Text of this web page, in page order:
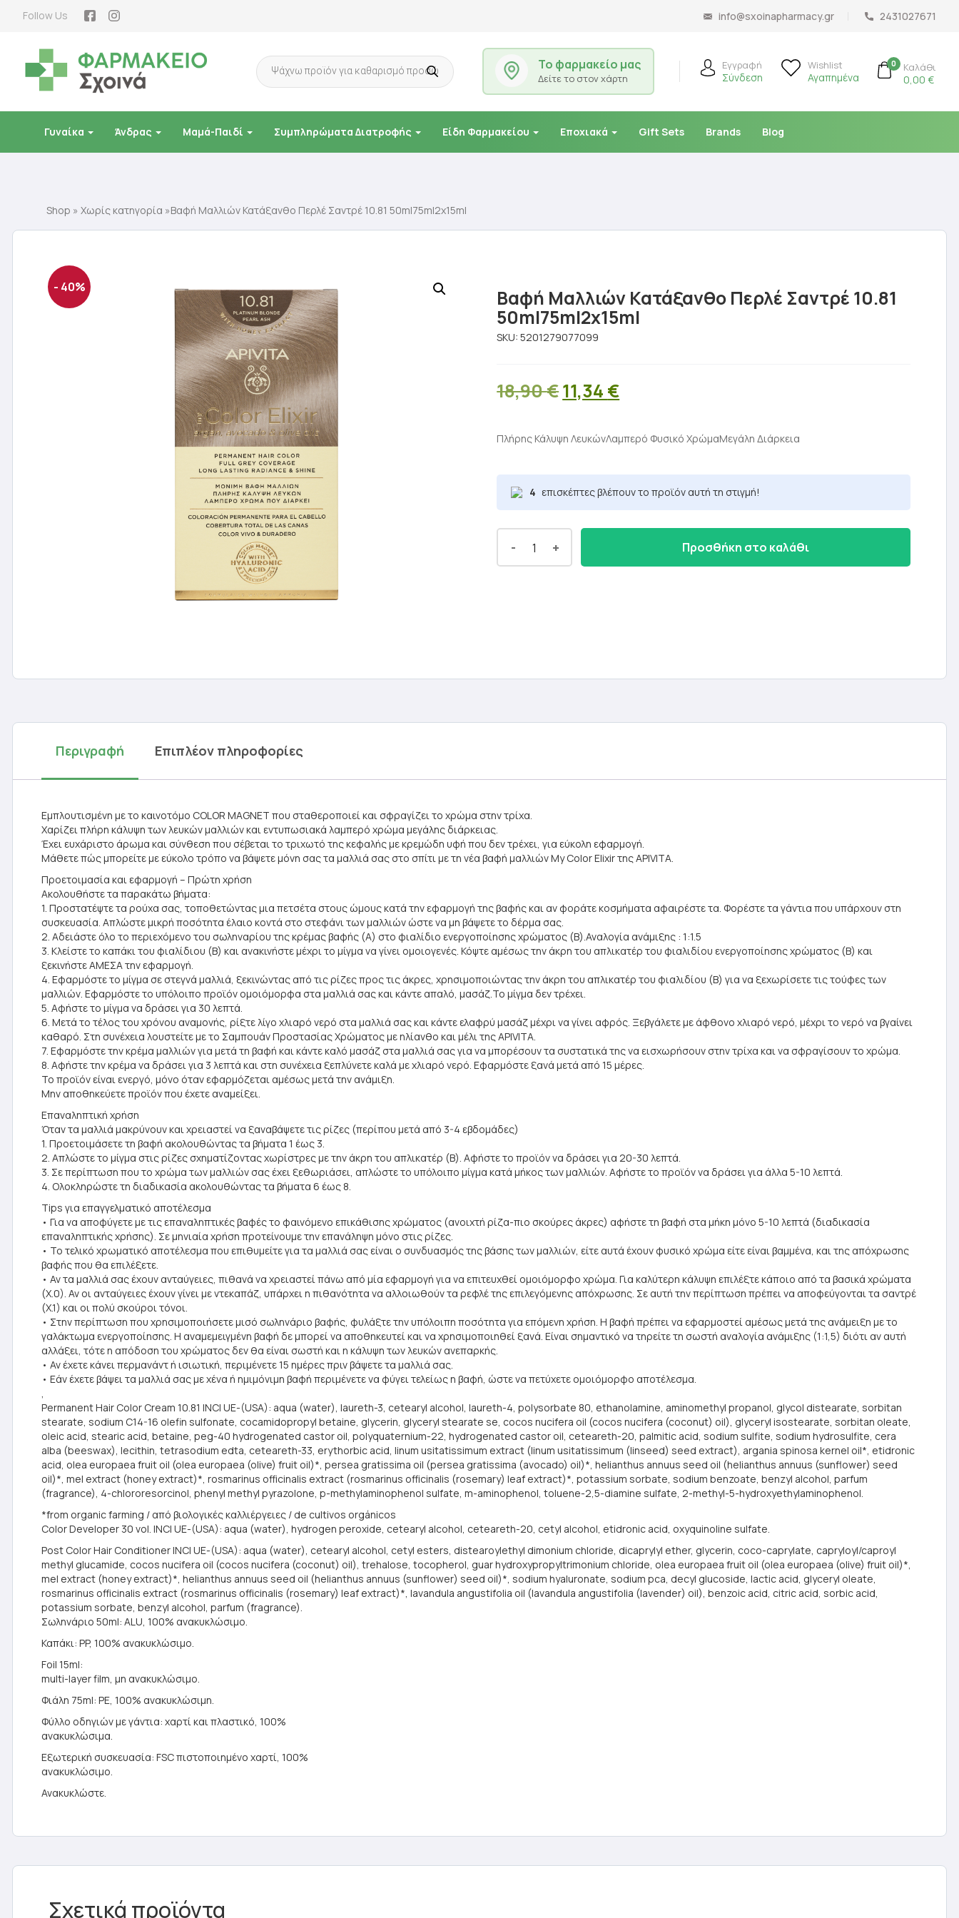
Follow Us info@sxoinapharmacy.gr 2431027671
Products
search Το φαρμακείο μας
Δείτε το στον χάρτη
Εγγραφή
Σύνδεση
Wishlist
Αγαπημένα
0 Καλάθι
0,00 €
Γυναίκα Άνδρας Μαμά-Παιδί Συμπληρώματα Διατροφής Είδη Φαρμακείου Εποχιακά Gift Sets Brands Blog
Shop » Χωρίς κατηγορία »Βαφή Μαλλιών Κατάξανθο Περλέ Σαντρέ 10.81 50ml75ml2x15ml
- 40% Βαφή Μαλλιών Κατάξανθο Περλέ Σαντρέ 10.81
50ml75ml2x15ml
SKU:5201279077099
18,90€Original
was:
11,34 €Η
τιμή
11,34 €.
Πλήρης Κάλυψη ΛευκώνΛαμπερό Φυσικό ΧρώμαΜεγάλη Διάρκεια
4 επισκέπτες βλέπουν το προϊόν αυτή τη στιγμή!
- + Προσθήκη στο καλάθι
Περιγραφή Επιπλέον πληροφορίες
Εμπλουτισμένη με το καινοτόμο COLOR MAGNET που σταθεροποιεί και σφραγίζει το χρώμα στην τρίχα.
Χαρίζει πλήρη κάλυψη των λευκών μαλλιών και εντυπωσιακά λαμπερό χρώμα μεγάλης διάρκειας.
Έχει ευχάριστο άρωμα και σύνθεση που σέβεται το τριχωτό της κεφαλής με κρεμώδη υφή που δεν τρέχει, για εύκολη εφαρμογή.
Μάθετε πώς μπορείτε με εύκολο τρόπο να βάψετε μόνη σας τα μαλλιά σας στο σπίτι με τη νέα βαφή μαλλιών My Color Elixir της APIVITA.
Προετοιμασία και εφαρμογή – Πρώτη χρήση
Ακολουθήστε τα παρακάτω βήματα:
1. Προστατέψτε τα ρούχα σας, τοποθετώντας μια πετσέτα στους ώμους κατά την εφαρμογή της βαφής και αν φοράτε κοσμήματα αφαιρέστε τα. Φορέστε τα γάντια που υπάρχουν στη
συσκευασία. Απλώστε μικρή ποσότητα έλαιο κοντά στο στεφάνι των μαλλιών ώστε να μη βάψετε το δέρμα σας.
2. Αδειάστε όλο το περιεχόμενο του σωληναρίου της κρέμας βαφής (A) στο φιαλίδιο ενεργοποίησης χρώματος (Β).Αναλογία ανάμιξης : 1:1.5
3. Κλείστε το καπάκι του φιαλίδιου (Β) και ανακινήστε μέχρι το μίγμα να γίνει ομοιογενές. Κόψτε αμέσως την άκρη του απλικατέρ του φιαλιδίου ενεργοποίησης χρώματος (Β) και
ξεκινήστε ΑΜΕΣΑ την εφαρμογή.
4. Εφαρμόστε το μίγμα σε στεγνά μαλλιά, ξεκινώντας από τις ρίζες προς τις άκρες, χρησιμοποιώντας την άκρη του απλικατέρ του φιαλιδίου (Β) για να ξεχωρίσετε τις τούφες των
μαλλιών. Εφαρμόστε το υπόλοιπο προϊόν ομοιόμορφα στα μαλλιά σας και κάντε απαλό, μασάζ.Το μίγμα δεν τρέχει.
5. Αφήστε το μίγμα να δράσει για 30 λεπτά.
6. Μετά το τέλος του χρόνου αναμονής, ρίξτε λίγο χλιαρό νερό στα μαλλιά σας και κάντε ελαφρύ μασάζ μέχρι να γίνει αφρός. Ξεβγάλετε με άφθονο χλιαρό νερό, μέχρι το νερό να βγαίνει
καθαρό. Στη συνέχεια λουστείτε με το Σαμπουάν Προστασίας Χρώματος με ηλίανθο και μέλι της APIVITA.
7. Εφαρμόστε την κρέμα μαλλιών για μετά τη βαφή και κάντε καλό μασάζ στα μαλλιά σας για να μπορέσουν τα συστατικά της να εισχωρήσουν στην τρίχα και να σφραγίσουν το χρώμα.
8. Αφήστε την κρέμα να δράσει για 3 λεπτά και στη συνέχεια ξεπλύνετε καλά με χλιαρό νερό. Εφαρμόστε ξανά μετά από 15 μέρες.
Το προϊόν είναι ενεργό, μόνο όταν εφαρμόζεται αμέσως μετά την ανάμιξη.
Μην αποθηκεύετε προϊόν που έχετε αναμείξει.
Επαναληπτική χρήση
Όταν τα μαλλιά μακρύνουν και χρειαστεί να ξαναβάψετε τις ρίζες (περίπου μετά από 3-4 εβδομάδες)
1. Προετοιμάσετε τη βαφή ακολουθώντας τα βήματα 1 έως 3.
2. Απλώστε το μίγμα στις ρίζες σχηματίζοντας χωρίστρες με την άκρη του απλικατέρ (Β). Αφήστε το προϊόν να δράσει για 20-30 λεπτά.
3. Σε περίπτωση που το χρώμα των μαλλιών σας έχει ξεθωριάσει, απλώστε το υπόλοιπο μίγμα κατά μήκος των μαλλιών. Αφήστε το προϊόν να δράσει για άλλα 5-10 λεπτά.
4. Ολοκληρώστε τη διαδικασία ακολουθώντας τα βήματα 6 έως 8.
Tips για επαγγελματικό αποτέλεσμα
• Για να αποφύγετε με τις επαναληπτικές βαφές το φαινόμενο επικάθισης χρώματος (ανοιχτή ρίζα-πιο σκούρες άκρες) αφήστε τη βαφή στα μήκη μόνο 5-10 λεπτά (διαδικασία
επαναληπτικής χρήσης). Σε μηνιαία χρήση προτείνουμε την επανάληψη μόνο στις ρίζες.
• Το τελικό χρωματικό αποτέλεσμα που επιθυμείτε για τα μαλλιά σας είναι ο συνδυασμός της βάσης των μαλλιών, είτε αυτά έχουν φυσικό χρώμα είτε είναι βαμμένα, και της απόχρωσης
βαφής που θα επιλέξετε.
• Αν τα μαλλιά σας έχουν ανταύγειες, πιθανά να χρειαστεί πάνω από μία εφαρμογή για να επιτευχθεί ομοιόμορφο χρώμα. Για καλύτερη κάλυψη επιλέξτε κάποιο από τα βασικά χρώματα
(Χ.0). Αν οι ανταύγειες έχουν γίνει με ντεκαπάζ, υπάρχει η πιθανότητα να αλλοιωθούν τα ρεφλέ της επιλεγόμενης απόχρωσης. Σε αυτή την περίπτωση πρέπει να αποφεύγονται τα σαντρέ
(Χ.1) και οι πολύ σκούροι τόνοι.
• Στην περίπτωση που χρησιμοποιήσετε μισό σωληνάριο βαφής, φυλάξτε την υπόλοιπη ποσότητα για επόμενη χρήση. Η βαφή πρέπει να εφαρμοστεί αμέσως μετά της ανάμειξη με το
γαλάκτωμα ενεργοποίησης. Η αναμεμειγμένη βαφή δε μπορεί να αποθηκευτεί και να χρησιμοποιηθεί ξανά. Είναι σημαντικό να τηρείτε τη σωστή αναλογία ανάμιξης (1:1,5) διότι αν αυτή
αλλάξει, τότε η απόδοση του χρώματος δεν θα είναι σωστή και η κάλυψη των λευκών ανεπαρκής.
• Αν έχετε κάνει περμανάντ ή ισιωτική, περιμένετε 15 ημέρες πριν βάψετε τα μαλλιά σας.
• Εάν έχετε βάψει τα μαλλιά σας με χένα ή ημιμόνιμη βαφή περιμένετε να φύγει τελείως η βαφή, ώστε να πετύχετε ομοιόμορφο αποτέλεσμα.
,
Permanent Hair Color Cream 10.81 INCI UE-(USA): aqua (water), laureth-3, cetearyl alcohol, laureth-4, polysorbate 80, ethanolamine, aminomethyl propanol, glycol distearate, sorbitan
stearate, sodium C14-16 olefin sulfonate, cocamidopropyl betaine, glycerin, glyceryl stearate se, cocos nucifera oil (cocos nucifera (coconut) oil), glyceryl isostearate, sorbitan oleate,
oleic acid, stearic acid, betaine, peg-40 hydrogenated castor oil, polyquaternium-22, hydrogenated castor oil, ceteareth-20, palmitic acid, sodium sulfite, sodium hydrosulfite, cera
alba (beeswax), lecithin, tetrasodium edta, ceteareth-33, erythorbic acid, linum usitatissimum extract (linum usitatissimum (linseed) seed extract), argania spinosa kernel oil*, etidronic
acid, olea europaea fruit oil (olea europaea (olive) fruit oil)*, persea gratissima oil (persea gratissima (avocado) oil)*, helianthus annuus seed oil (helianthus annuus (sunflower) seed
oil)*, mel extract (honey extract)*, rosmarinus officinalis extract (rosmarinus officinalis (rosemary) leaf extract)*, potassium sorbate, sodium benzoate, benzyl alcohol, parfum
(fragrance), 4-chlororesorcinol, phenyl methyl pyrazolone, p-methylaminophenol sulfate, m-aminophenol, toluene-2,5-diamine sulfate, 2-methyl-5-hydroxyethylaminophenol.
*from organic farming / από βιολογικές καλλιέργειες / de cultivos orgánicos
Color Developer 30 vol. INCI UE-(USA): aqua (water), hydrogen peroxide, cetearyl alcohol, ceteareth-20, cetyl alcohol, etidronic acid, oxyquinoline sulfate.
Post Color Hair Conditioner INCI UE-(USA): aqua (water), cetearyl alcohol, cetyl esters, distearoylethyl dimonium chloride, dicaprylyl ether, glycerin, coco-caprylate, capryloyl/caproyl
methyl glucamide, cocos nucifera oil (cocos nucifera (coconut) oil), trehalose, tocopherol, guar hydroxypropyltrimonium chloride, olea europaea fruit oil (olea europaea (olive) fruit oil)*,
mel extract (honey extract)*, helianthus annuus seed oil (helianthus annuus (sunflower) seed oil)*, sodium hyaluronate, sodium pca, decyl glucoside, lactic acid, glyceryl oleate,
rosmarinus officinalis extract (rosmarinus officinalis (rosemary) leaf extract)*, lavandula angustifolia oil (lavandula angustifolia (lavender) oil), benzoic acid, citric acid, sorbic acid,
potassium sorbate, benzyl alcohol, parfum (fragrance).
Σωληνάριο 50ml: ALU, 100% ανακυκλώσιμο.
Καπάκι: PP, 100% ανακυκλώσιμο.
Foil 15ml:
multi-layer film, μη ανακυκλώσιμο.
Φιάλη 75ml: PE, 100% ανακυκλώσιμη.
Φύλλο οδηγιών με γάντια: χαρτί και πλαστικό, 100%
ανακυκλώσιμα.
Εξωτερική συσκευασία: FSC πιστοποιημένο χαρτί, 100%
ανακυκλώσιμο.
Ανακυκλώστε.
Σχετικά προϊόντα